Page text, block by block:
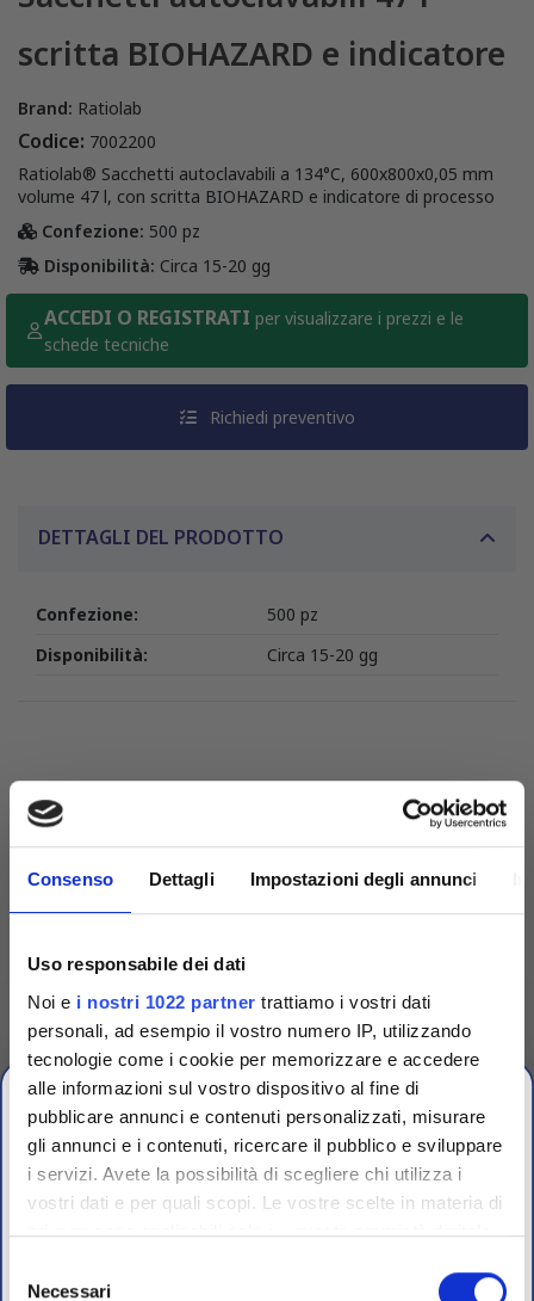
Consenso Dettagli Impostazioni degli annunci
Uso responsabile dei dati
Noi e i nostri 1022 partner trattiamo i vostri dati
personali, ad esempio il vostro numero IP, utilizzando
tecnologie come i cookie per memorizzare e accedere
alle informazioni sul vostro dispositivo al fine di
pubblicare annunci e contenuti personalizzati, misurare
gli annunci e i contenuti, ricercare il pubblico e sviluppare
i servizi. Avete la possibilità di scegliere chi utilizza i
vostri dati e per quali scopi. Le vostre scelte in materia di
privacy sono applicabili solo su questa proprietà digitale
modificare o revocare il proprio consenso in qualsiasi
delNecessari
scritta BIOHAZARD e indicatore
Brand: Ratiolab
Codice: 7002200
Ratiolab® Sacchetti autoclavabili a 134°C, 600x800x0,05 mm
volume 47 l, con scritta BIOHAZARD e indicatore di processo
Confezione: 500 pz
Disponibilità: Circa 15-20 gg
ACCEDI O REGISTRATI per visualizzare i prezzi e le
schede tecniche
Richiedi preventivo
DETTAGLI DEL PRODOTTO
Confezione:
500 pz
Disponibilità:
Circa 15-20 gg
Competenza
Fornitori specializzati per laboratori conto terzi e
controllo qualità industriale
OFFERTE PROMO